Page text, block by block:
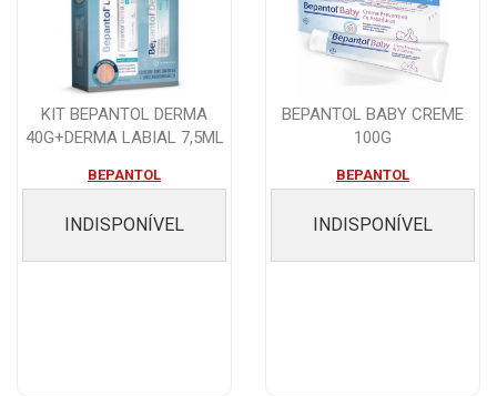
KIT BEPANTOL DERMA
40G+DERMA LABIAL 7,5ML
BEPANTOL
INDISPONÍVEL
BEPANTOL BABY CREME
100G
BEPANTOL
INDISPONÍVEL